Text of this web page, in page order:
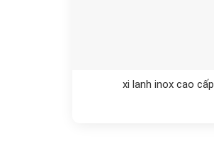
xi lanh inox cao cấp